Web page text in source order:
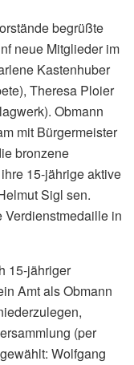
begrüßte
neue Mitglieder im
Kastenhuber
Theresa Ploier
Obmann
mit Bürgermeister
bronzene
15-jährige aktive
Sigl sen.
Verdienstmedaille in
15-jähriger
Amt als Obmann
(per
Wolfgang